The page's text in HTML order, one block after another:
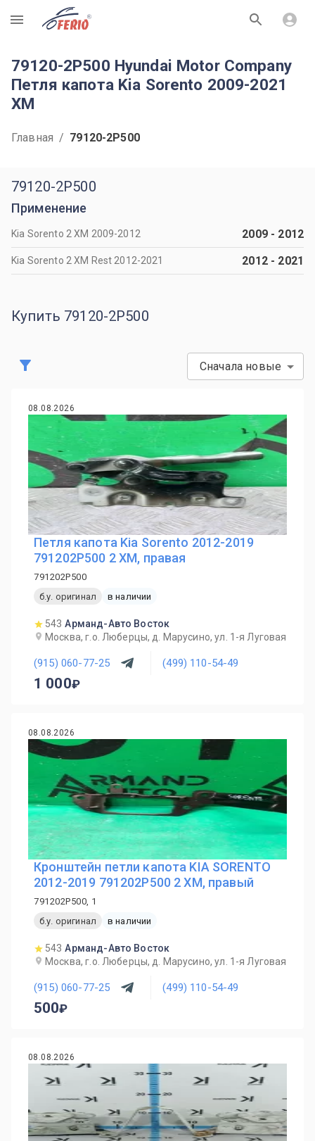
R
79120-2P500 Hyundai Motor Company
Петля капота Kia Sorento 2009-2021
XM
Главная / 79120-2P500
79120-2P500
Применение
Kia Sorento 2 XM 2009-2012 2009- 2012
Kia Sorento 2 XM Rest 2012-2021 2012- 2021
Купить 79120-2P500
Сначала новые
08.08.2026
Петля капота Kia Sorento 2012-2019
791202P500 2 XM, правая
791202P500
б.у. оригинал
в наличии
543 Арманд-Авто Восток
Москва, г.о. Люберцы, д. Марусино, ул. 1-я Луговая
(915) 060-77-25 (499) 110-54-49
1 000
08.08.2026
Кронштейн петли капота KIA SORENTO
2012-2019 791202P500 2 XM, правый
791202P500, 1
б.у. оригинал
в наличии
543 Арманд-Авто Восток
Москва, г.о. Люберцы, д. Марусино, ул. 1-я Луговая
(915) 060-77-25 (499) 110-54-49
500
08.08.2026